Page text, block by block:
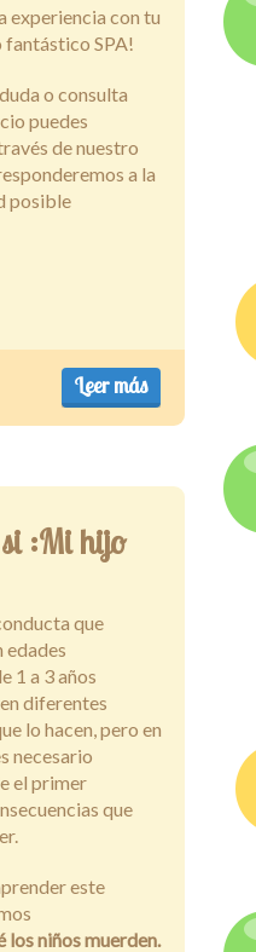
experiencia con tu
fantástico SPA!
o consulta
puedes
de nuestro
a la
posible
Leer más
:Mi hijo
que
edades
1 a 3 años
diferentes
lo hacen, pero en
necesario
el primer
que
este
los niños muerden.